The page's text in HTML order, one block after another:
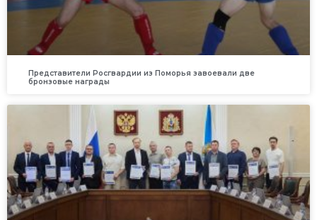
Представители Росгвардии из Поморья завоевали две
бронзовые награды